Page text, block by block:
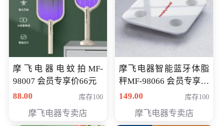
摩飞电器电蚊拍MF-
98007 会员专享价66元
88.00
库存100
摩飞电器专卖店
摩飞电器智能蓝牙体脂
秤MF-98066 会员专享价
98元
149.00 库存100
摩飞电器专卖店